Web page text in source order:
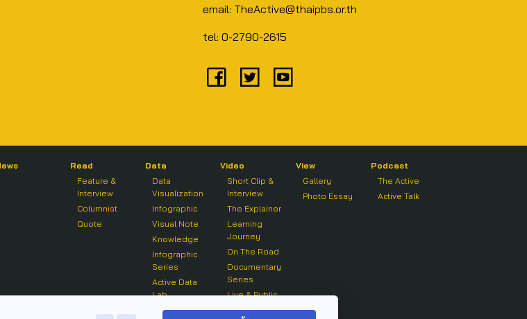
email: TheActive@thaipbs.or.th
tel: 0-2790-2615
Read
Feature &
Interview
Columnist
Quote
Data
Data
Visualization
Infographic
Visual Note
Knowledge
Infographic
Series
Active Data
Lab
Video
Short Clip &
Interview
The Explainer
Learning
Journey
On The Road
Documentary
Series
Live & Public
View
Gallery
Photo Essay
Podcast
The Active
Active Talk